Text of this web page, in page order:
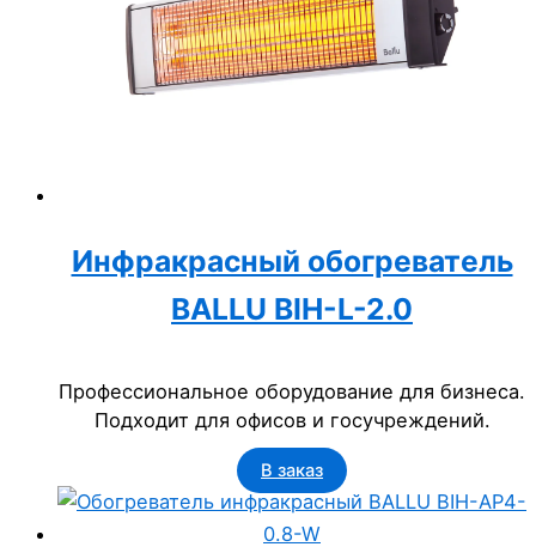
Инфракрасный обогреватель
BALLU BIH-L-2.0
Профессиональное оборудование для бизнеса.
Подходит для офисов и госучреждений.
В заказ